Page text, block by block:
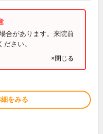
合があります。来院前
さい。
×閉じる
をみる